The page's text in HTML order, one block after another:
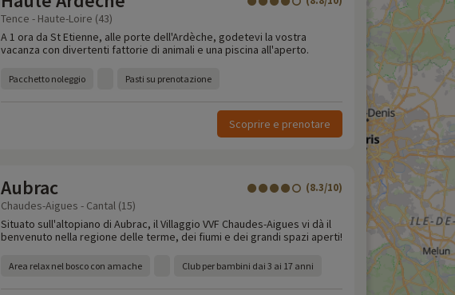
Tence - Haute-Loire (43)
A 1 ora da St Etienne, alle porte dell'Ardèche, godetevi la vostra
vacanza con divertenti fattorie di animali e una piscina all'aperto.
Pacchetto noleggio Pasti su prenotazione
Scoprire e prenotare
Aubrac (8.3/10)
Chaudes-Aigues - Cantal (15)
Situato sull'altopiano di Aubrac, il Villaggio VVF Chaudes-Aigues vi dà il
benvenuto nella regione delle terme, dei fiumi e dei grandi spazi aperti!
Area relax nel bosco con amache Club per bambini dai 3 ai 17 anni